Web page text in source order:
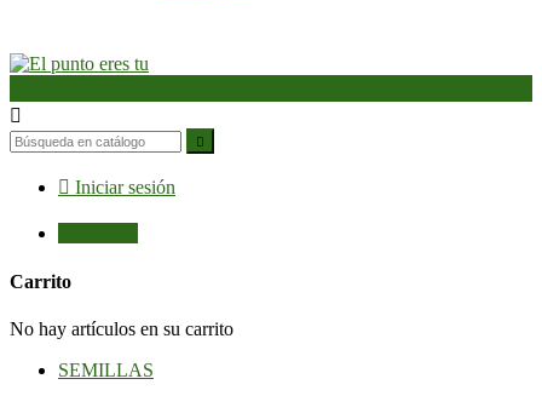


 Iniciar sesión
Carrito
No hay artículos en su carrito
SEMILLAS